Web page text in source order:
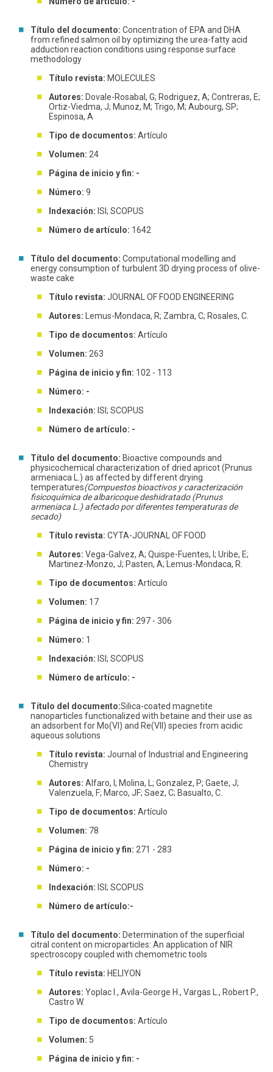
Título del documento: Concentration of EPA and DHA
from refined salmon oil by optimizing the urea-fatty acid
adduction reaction conditions using response surface
methodology
Título revista: MOLECULES
Autores: Dovale-Rosabal, G; Rodriguez, A; Contreras, E;
Ortiz-Viedma, J; Munoz, M; Trigo, M; Aubourg, SP;
Espinosa, A
Tipo de documentos: Artículo
Volumen: 24
Página de inicio y fin: -
Número: 9
Indexación: ISI; SCOPUS
Número de artículo: 1642
Título del documento: Computational modelling and
energy consumption of turbulent 3D drying process of olive-
waste cake
Título revista: JOURNAL OF FOOD ENGINEERING
Autores:
Lemus-Mondaca, R; Zambra, C; Rosales, C.
Tipo de documentos: Artículo
Volumen: 263
Página de inicio y fin: 102 - 113
Número: -
Indexación: ISI; SCOPUS
Número de artículo: -
Título del documento: Bioactive compounds and
physicochemical characterization of dried apricot (Prunus
armeniaca L.) as affected by different drying
temperatures(Compuestos bioactivos y caracterización
fisicoquímica de albaricoque deshidratado (Prunus
armeniaca L.) afectado por diferentes temperaturas de
secado)
Título revista: CYTA-JOURNAL OF FOOD
Autores: Vega-Galvez, A; Quispe-Fuentes, I; Uribe, E;
Martinez-Monzo, J; Pasten, A; Lemus-Mondaca, R.
Tipo de documentos: Artículo
Volumen: 17
Página de inicio y fin: 297 - 306
Número: 1
Indexación: ISI; SCOPUS
Número de artículo: -
Título del documento:Silica-coated magnetite
nanoparticles functionalized with betaine and their use as
an adsorbent for Mo(VI) and Re(VII) species from acidic
aqueous solutions
Título revista: Journal of Industrial and Engineering
Chemistry
Autores: Alfaro, I; Molina, L; Gonzalez, P; Gaete, J;
Valenzuela, F; Marco, JF; Saez, C; Basualto, C.
Tipo de documentos: Artículo
Volumen: 78
Página de inicio y fin: 271 - 283
Número: -
Indexación: ISI; SCOPUS
Número de artículo:-
Título del documento: Determination of the superficial
citral content on microparticles: An application of NIR
spectroscopy coupled with chemometric tools
Título revista: HELIYON
Autores: Yoplac I., Avila-George H., Vargas L., Robert P.,
Castro W.
Tipo de documentos: Artículo
Volumen: 5
Página de inicio y fin: -